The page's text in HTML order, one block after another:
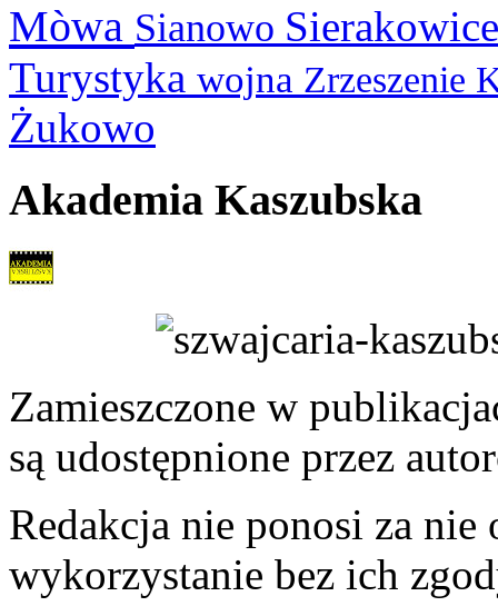
Mòwa Sianowo
Turystyka wojna Zrzeszenie
Żukowo
Akademia Kaszubska
Zamieszczone w
są udostępnione przez
Redakcja nie ponosi za
wykorzystanie bez ich